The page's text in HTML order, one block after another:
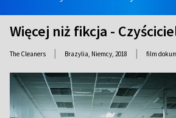
Więcej niż fikcja -
The Cleaners | Brazylia, Niemcy, 2018 | film